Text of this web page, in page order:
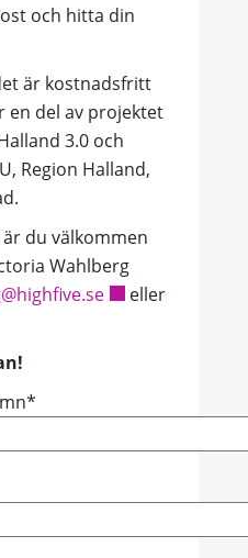
och hitta din
är kostnadsfritt
en del av projektet
3.0 och
Region Halland,
du välkommen
Wahlberg
eller